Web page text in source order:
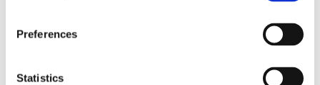
Preferences
Statistics